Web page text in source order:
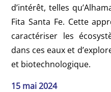
d’intérêt, telles
Fita Santa Fe. Cette
caractériser les
dans ces eaux et
et biotechnologique.
15 mai 2024